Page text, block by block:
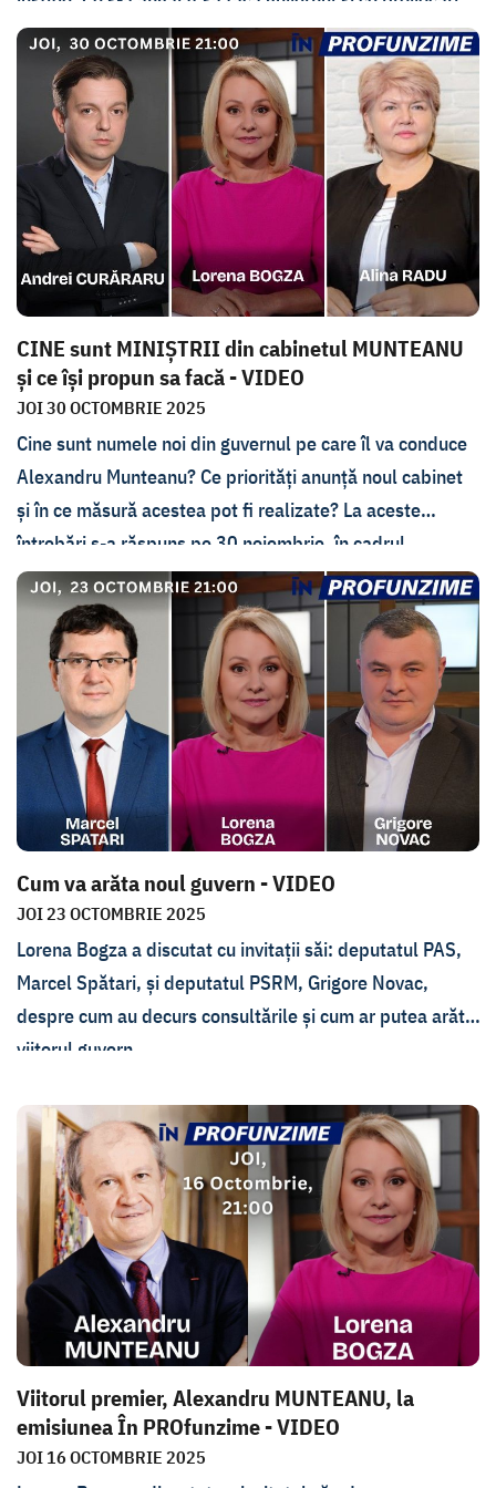
are în față, s-a discutat joi, 6 noiembrie, cu deputatul
PAS, Radu Marian, și Olga Cebotari, deputat PSRM.
CINE sunt MINIȘTRII din cabinetul MUNTEANU
și ce își propun sa facă - VIDEO
JOI 30 OCTOMBRIE 2025
Cine sunt numele noi din guvernul pe care îl va conduce
Alexandru Munteanu? Ce priorități anunță noul cabinet
și în ce măsură acestea pot fi realizate? La aceste
întrebări s-a răspuns pe 30 noiembrie, în cadrul
emisiunii În Profunzime. Invitații Lorenei Bogza au fost
ziarista Alina Radu, Ziarul de Gardă, și expertul Andrei
Curăraru, WatchDog.
Cum va arăta noul guvern - VIDEO
JOI 23 OCTOMBRIE 2025
Lorena Bogza a discutat cu invitații săi: deputatul PAS,
Marcel Spătari, și deputatul PSRM, Grigore Novac,
despre cum au decurs consultările și cum ar putea arăta
viitorul guvern.
Viitorul premier, Alexandru MUNTEANU, la
emisiunea În PROfunzime - VIDEO
JOI 16 OCTOMBRIE 2025